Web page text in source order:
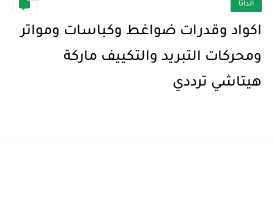
الداتا
اكواد وقدرات ضواغط وكباسات ومواتر
ومحركات التبريد والتكييف ماركة
هيتاشي ترددي